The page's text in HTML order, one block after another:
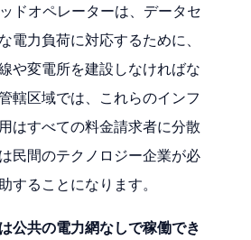
ドオペレーターは、データセ
電力負荷に対応するために、
や変電所を建設しなければな
轄区域では、これらのインフ
はすべての料金請求者に分散
民間のテクノロジー企業が必
することになります。
公共の電力網なしで稼働でき